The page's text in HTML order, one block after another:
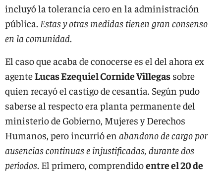
incluyó la tolerancia cero en la administración
pública. Estas y otras medidas tienen gran consenso
en la comunidad.
El caso que acaba de conocerse es el del ahora ex
agenteLucas Ezequiel Cornide Villegas sobre
quien recayó el castigo de cesantía. Según pudo
saberse al respecto era planta permanente del
ministerio de Gobierno, Mujeres y Derechos
Humanos, pero incurrió en abandono de cargo por
ausencias continuas e injustificadas, durante dos
períodos. El primero, comprendidoentre el 20 de